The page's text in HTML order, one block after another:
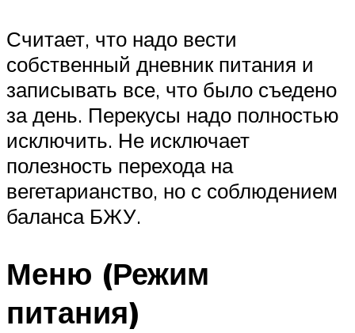
Считает, что надо вести
собственный дневник питания и
записывать все, что было съедено
за день. Перекусы надо полностью
исключить. Не исключает
полезность перехода на
вегетарианство, но с соблюдением
баланса БЖУ.
Меню (Режим
питания)